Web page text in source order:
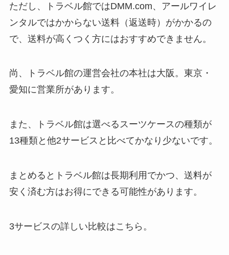
ただし、トラベル館ではDMM.com、アールワイレ
ンタルではかからない送料（返送時）がかかるの
で、送料が高くつく方にはおすすめできません。
尚、トラベル館の運営会社の本社は大阪。東京・
愛知に営業所があります。
また、トラベル館は選べるスーツケースの種類が
13種類と他2サービスと比べてかなり少ないです。
まとめるとトラベル館は長期利用でかつ、送料が
安く済む方はお得にできる可能性があります。
3サービスの詳しい比較はこちら。